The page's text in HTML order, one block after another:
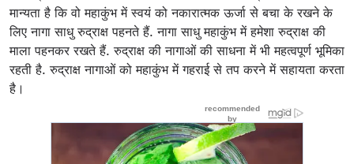
मान्यता है कि वो महाकुंभ में स्वयं को नकारात्मक ऊर्जा से बचा के रखने के
लिए नागा साधु रुद्राक्ष पहनते हैं. नागा साधु महाकुंभ में हमेशा रुद्राक्ष की
माला पहनकर रखते हैं. रुद्राक्ष की नागाओं की साधना में भी महत्वपूर्ण भूमिका
रहती है. रुद्राक्ष नागाओं को महाकुंभ में गहराई से तप करने में सहायता करता
है।